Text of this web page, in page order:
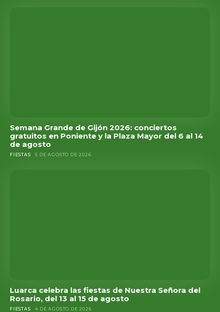
Semana Grande de Gijón 2026: conciertos
gratuitos en Poniente y la Plaza Mayor del 6 al 14
de agosto
FIESTAS 5 DE AGOSTO DE 2026
Luarca celebra las fiestas de Nuestra Señora del
Rosario, del 13 al 15 de agosto
FIESTAS 4 DE AGOSTO DE 2026